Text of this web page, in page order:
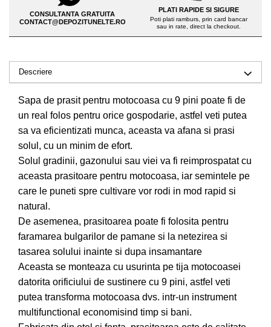
Accesorii drujbe
Drujbe cu acumulator
Drujbe pe benzina
Echipamente ferma
Freze pentru zapada
Instalatii sanitare
Chiuvete
Intretinere
Masini de maturat si accesorii
Masini de tuns iarba
Motocoase
Accesorii motocositoare
Accesorii pentru masini de tuns
gazon
Masini de tuns iarba/gazon
Tractorase pentru gazon
Mobilier pentru gradina
Mori de macinat cereale
Aparate de sudura
Accesorii aparate sudura
Invertoare sudura - IGBT / MMA
Aspiratoare
Accesorii auto
Compresoare aer
Echipamente industriale de
brichetare / peletizare
Echipamente pentru protectia
muncii
Generatoare
Pistoale de lipit
CONSULTANTA GRATUITA
CONTACT@DEPOZITUNELTE.RO
PLATI RAPIDE SI SIGURE
Poti plati ramburs, prin card bancar
sau in rate, direct la checkout.
Descriere
Sapa de prasit pentru motocoasa cu 9 pini poate fi de
un real folos pentru orice gospodarie, astfel veti putea
sa va eficientizati munca, aceasta va afana si prasi
solul, cu un minim de efort.
Solul gradinii, gazonului sau viei va fi reimprospatat cu
aceasta prasitoare pentru motocoasa, iar semintele pe
care le puneti spre cultivare vor rodi in mod rapid si
natural.
De asemenea, prasitoarea poate fi folosita pentru
faramarea bulgarilor de pamane si la netezirea si
tasarea solului inainte si dupa insamantare
Aceasta se monteaza cu usurinta pe tija motocoasei
datorita orificiului de sustinere cu 9 pini, astfel veti
putea transforma motocoasa dvs. intr-un instrument
multifunctional economisind timp si bani.